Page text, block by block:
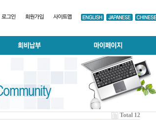
Total 12